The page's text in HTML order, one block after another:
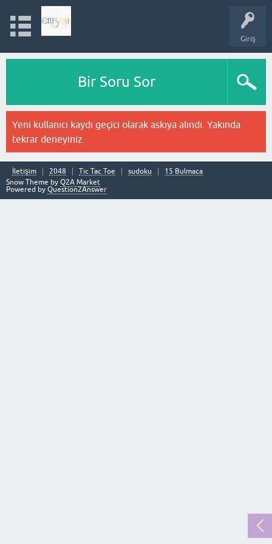
Giriş
Bir Soru Sor
Yeni kullanıcı kaydı geçici olarak askıya alındı. Yakında
tekrar deneyiniz.
İletişim 2048 Tic Tac Toe sudoku
15 Bulmaca
Snow Theme by Q2A Market
Powered by Question2Answer